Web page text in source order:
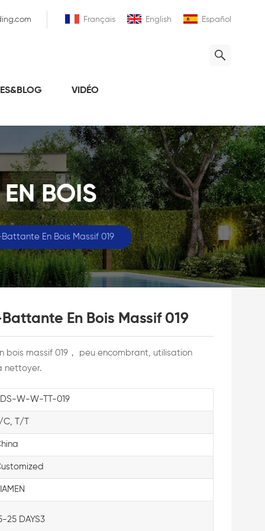
Français English Español
VIDÉO
BOIS
En Bois Massif 019
En Bois Massif 019
massif 019，
peu encombrant, utilisation
nettoyer.
W-W-TT-019
C, T/T
25 DAYS3